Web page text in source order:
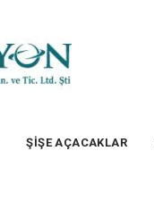
ŞİŞE AÇACAKLAR